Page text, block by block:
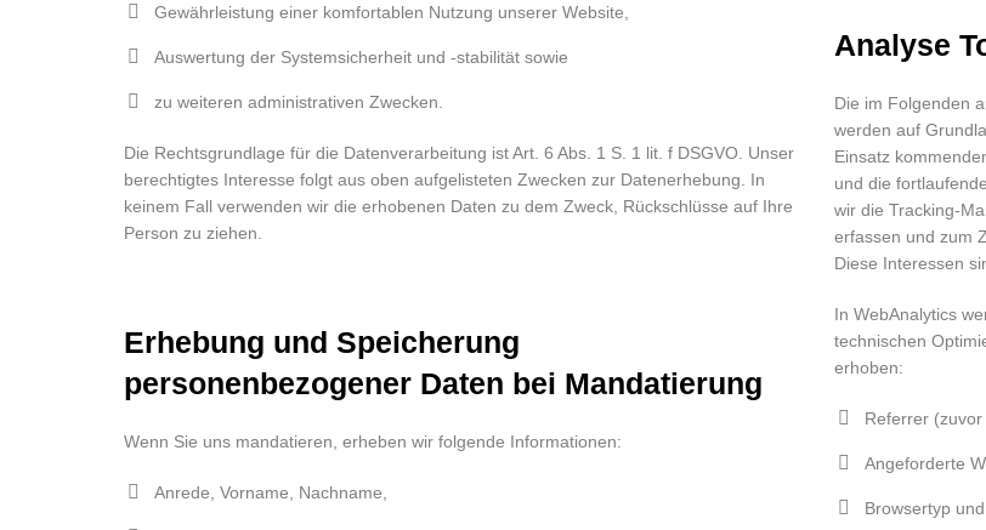
Gewährleistung einer komfortablen Nutzung unserer Website,
Auswertung der Systemsicherheit und -stabilität sowie
zu weiteren administrativen Zwecken.
Die Rechtsgrundlage für die Datenverarbeitung ist Art. 6 Abs. 1 S. 1 lit. f DSGVO. Unser
berechtigtes Interesse folgt aus oben aufgelisteten Zwecken zur Datenerhebung. In
keinem Fall verwenden wir die erhobenen Daten zu dem Zweck, Rückschlüsse auf Ihre
Person zu ziehen.
Erhebung und Speicherung
personenbezogener Daten bei Mandatierung
Wenn Sie uns mandatieren, erheben wir folgende Informationen:
Anrede, Vorname, Nachname,
Analyse
Die im Folgenden
werden auf
Einsatz
und die
wir die Tracking-
erfassen und zum
Diese Interessen
In WebAnalytics
technischen
erhoben:
Referrer
Angeforderte
Browsertyp